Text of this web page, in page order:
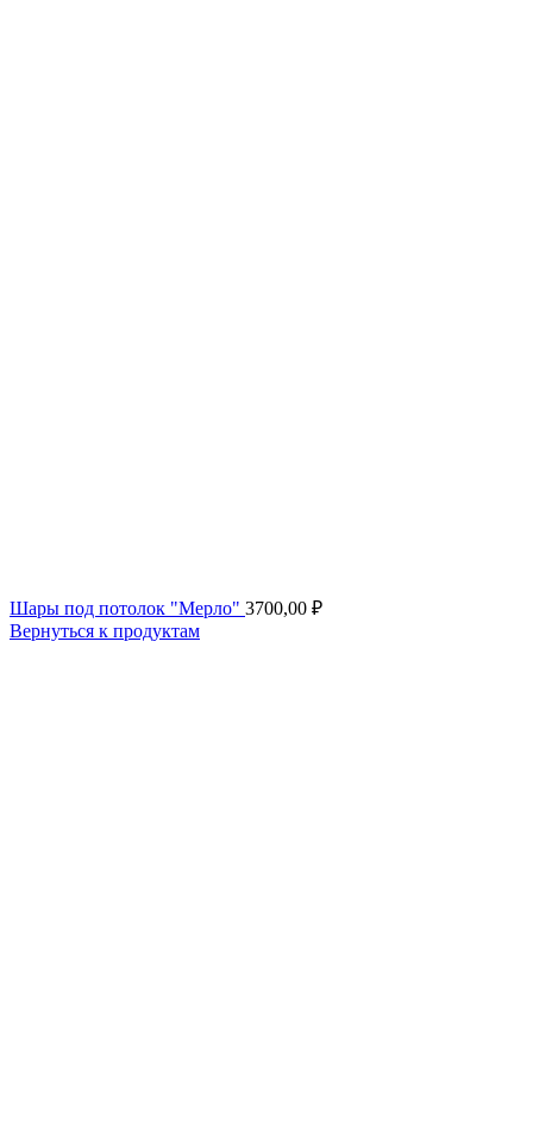
Шары под потолок "Мерло" 3700,00 ₽
Вернуться к продуктам